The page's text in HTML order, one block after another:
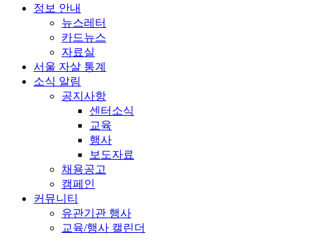
정보 안내
뉴스레터
카드뉴스
자료실
서울 자살 통계
소식 알림
공지사항
센터소식
교육
행사
보도자료
채용공고
캠페인
커뮤니티
유관기관 행사
교육/행사 캘린더